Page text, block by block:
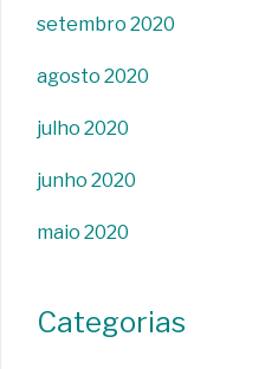
setembro 2020
agosto 2020
julho 2020
junho 2020
maio 2020
Categorias